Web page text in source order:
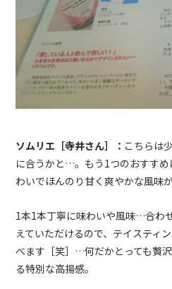
ソムリエ［寺井さん］： こちらは
に合うかと…。もう1つのおすす
わいでほんのり甘く爽やかな風味が
1本1本丁寧に味わいや風味…合わ
えていただけるので、テイスティ
べます［笑］…何だかとっても贅
る特別な高揚感。